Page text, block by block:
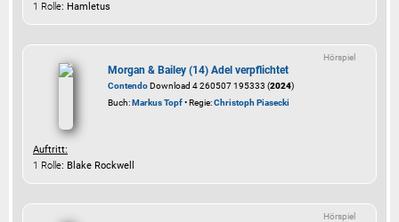
1 Rolle: Hamletus
Hörspiel
Morgan & Bailey (14) Adel verpflichtet
ContendoDownload 4 260507 195333 (2024)
Buch:Markus Topf• Regie:Christoph Piasecki
Auftritt:
1 Rolle: Blake Rockwell
Hörspiel